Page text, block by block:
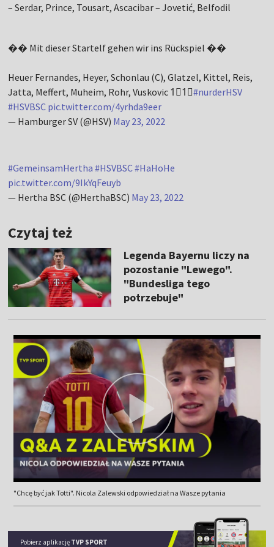
– Serdar, Prince, Tousart, Ascacibar – Jovetić, Belfodil
�� Mit dieser Startelf gehen wir ins Rückspiel ��
Heuer Fernandes, Heyer, Schonlau (C), Glatzel, Kittel, Reis,
Jatta, Meffert, Muheim, Rohr, Vuskovic 1⃣1⃣#nurderHSV
#HSVBSC pic.twitter.com/4yrhda9eer
— Hamburger SV (@HSV) May 23, 2022
#GemeinsamHertha #HSVBSC#HaHoHe
pic.twitter.com/9IkYqFeuyb
— Hertha BSC (@HerthaBSC) May 23, 2022
Czytaj też
Legenda Bayernu liczy na
pozostanie "Lewego".
"Bundesliga tego
potrzebuje"
"Chcę być jak Totti". Nicola Zalewski odpowiedział na Wasze pytania
Pobierz aplikację TVP SPORT